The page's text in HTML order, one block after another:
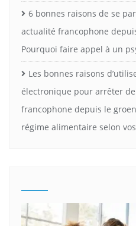
6 bonnes raisons de se
actualité francophone
Pourquoi faire appel à un
Les bonnes raisons
électronique pour arrêter
francophone depuis le
régime alimentaire selon